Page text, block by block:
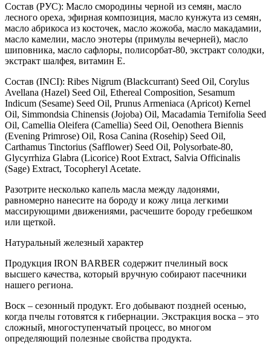
Состав (РУС): Масло смородины черной из семян, масло
лесного ореха, эфирная композиция, масло кунжута из семян,
масло абрикоса из косточек, масло жожоба, масло макадамии,
масло камелии, масло энотеры (примулы вечерней), масло
шиповника, масло сафлоры, полисорбат-80, экстракт солодки,
экстракт шалфея, витамин Е.
Состав (INCI): Ribes Nigrum (Blackcurrant) Seed Oil, Corylus
Avellana (Hazel) Seed Oil, Ethereal Composition, Sesamum
Indicum (Sesame) Seed Oil, Prunus Armeniaca (Apricot) Kernel
Oil, Simmondsia Chinensis (Jojoba) Oil, Macadamia Ternifolia Seed
Oil, Camellia Oleifera (Camellia) Seed Oil, Oenothera Biennis
(Evening Primrose) Oil, Rosa Canina (Rosehip) Seed Oil,
Carthamus Tinctorius (Safflower) Seed Oil, Polysorbate-80,
Glycyrrhiza Glabra (Licorice) Root Extract, Salvia Officinalis
(Sage) Extract, Tocopheryl Acetate.
Разотрите несколько капель масла между ладонями,
равномерно нанесите на бороду и кожу лица легкими
массирующими движениями, расчешите бороду гребешком
или щеткой.
Натуральный железный характер
Продукция IRON BARBER содержит пчелиный воск
высшего качества, который вручную собирают пасечники
нашего региона.
Воск – сезонный продукт. Его добывают поздней осенью,
когда пчелы готовятся к гибернации. Экстракция воска – это
сложный, многоступенчатый процесс, во многом
определяющий полезные свойства продукта.